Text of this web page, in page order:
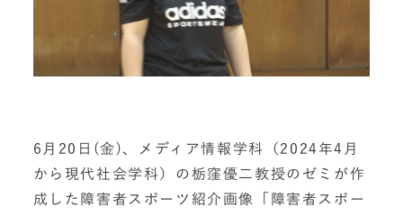
6月20日(金)、メディア情報学科（2024年4月
から現代社会学科）の栃窪優二教授のゼミが作
成した障害者スポーツ紹介画像「障害者スポー